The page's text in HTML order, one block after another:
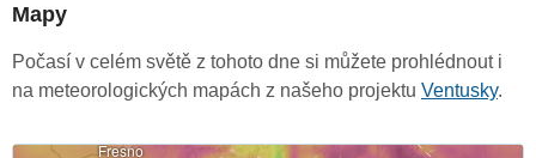
Mapy
Počasí v celém světě z tohoto dne si můžete prohlédnout i
na meteorologických mapách z našeho projektu Ventusky.